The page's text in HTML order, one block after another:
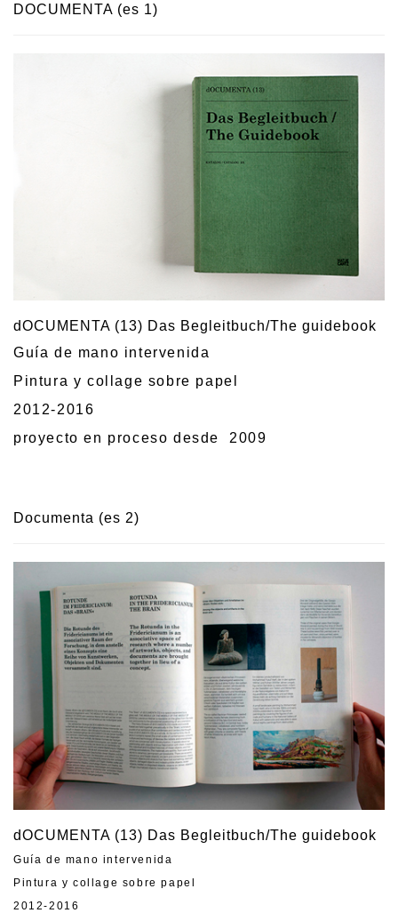
DOCUMENTA (es 1)
dOCUMENTA (13) Das Begleitbuch/The guidebook
Guía de mano intervenida
Pintura y collage sobre papel
2012-2016
proyecto en proceso desde 2009
Documenta (es 2)
dOCUMENTA (13) Das Begleitbuch/The guidebook
Guía de mano intervenida
Pintura y collage sobre papel
2012-2016